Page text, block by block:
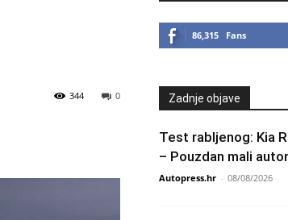
0
344
86,315 Fans
Zadnje objave
Test rabljenog: Kia
– Pouzdan mali
Autopress.hr - 08/08/2026